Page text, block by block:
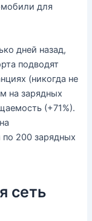
для
дней назад,
подводят
(никогда не
на зарядных
(+71%).
по 200 зарядных
сеть